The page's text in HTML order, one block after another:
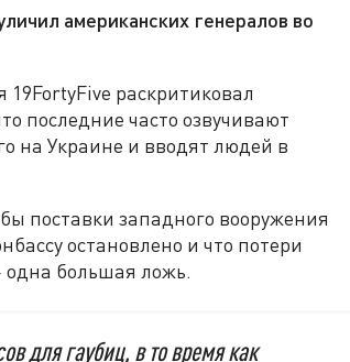
американских генералов во
раскритиковал
последние часто озвучивают
на Украине и вводят людей в
поставки западного вооружения
остановлено и что потери
большая ложь.
для гаубиц, в то время как